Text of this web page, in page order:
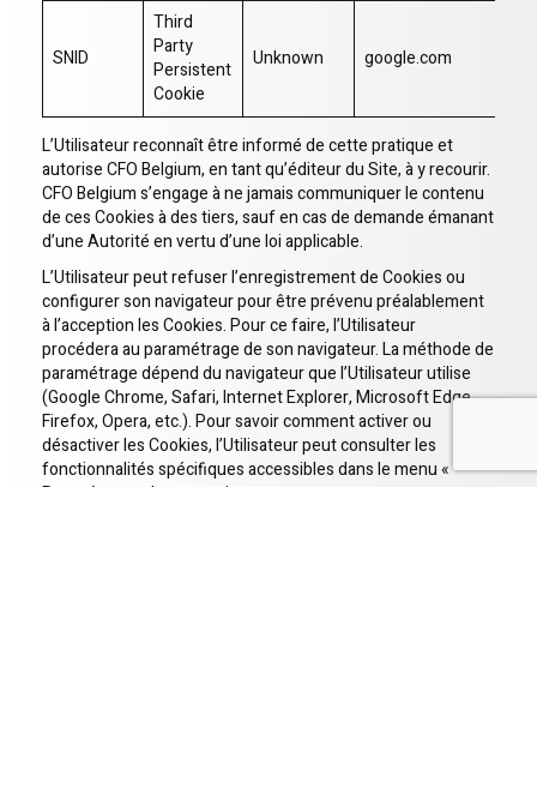
SNID
Third
Party
Persistent
Cookie
Unknown google.com
L’Utilisateur reconnaît être informé de cette pratique et
autorise CFO Belgium, en tant qu’éditeur du Site, à y recourir.
CFO Belgium s’engage à ne jamais communiquer le contenu
de ces Cookies à des tiers, sauf en cas de demande émanant
d’une Autorité en vertu d’une loi applicable.
L’Utilisateur peut refuser l’enregistrement de Cookies ou
configurer son navigateur pour être prévenu préalablement
à l’acception les Cookies. Pour ce faire, l’Utilisateur
procédera au paramétrage de son navigateur. La méthode de
paramétrage dépend du navigateur que l’Utilisateur utilise
(Google Chrome, Safari, Internet Explorer, Microsoft Edge,
Firefox, Opera, etc.). Pour savoir comment activer ou
désactiver les Cookies, l’Utilisateur peut consulter les
fonctionnalités spécifiques accessibles dans le menu «
Paramètres » de son navigateur.